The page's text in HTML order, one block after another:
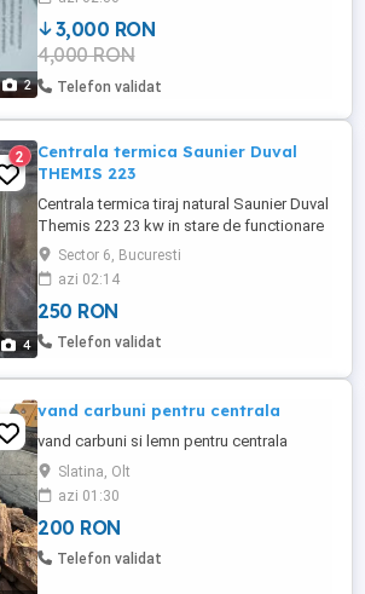
2
3,000 RON
4,000 RON
Telefon validat
4
2
Centrala termica Saunier Duval
THEMIS 223
Centrala termica tiraj natural Saunier Duval
Themis 223 23 kw in stare de functionare
Sector 6, Bucuresti
azi 02:14
250 RON
Telefon validat
vand carbuni pentru centrala
vand carbuni si lemn pentru centrala
Slatina, Olt
azi 01:30
200 RON
Telefon validat